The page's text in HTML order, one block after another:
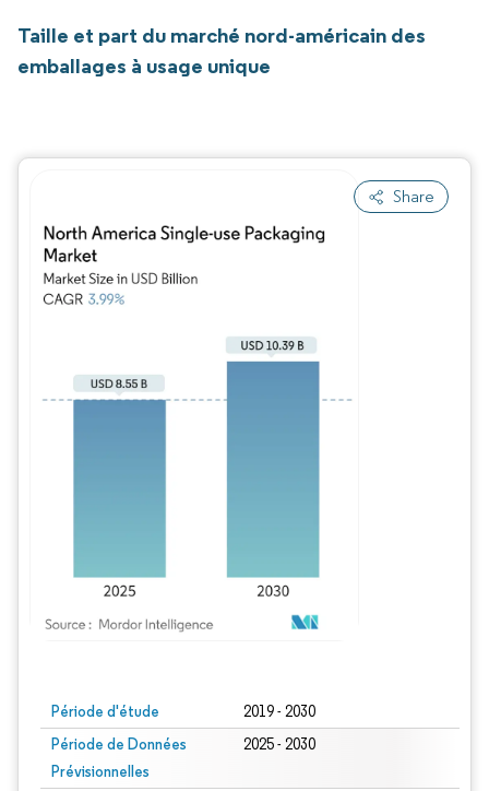
Taille et part du marché nord-américain des
emballages à usage unique
Share
Période d'étude 2019 - 2030
Période de Données
Prévisionnelles
2025 - 2030